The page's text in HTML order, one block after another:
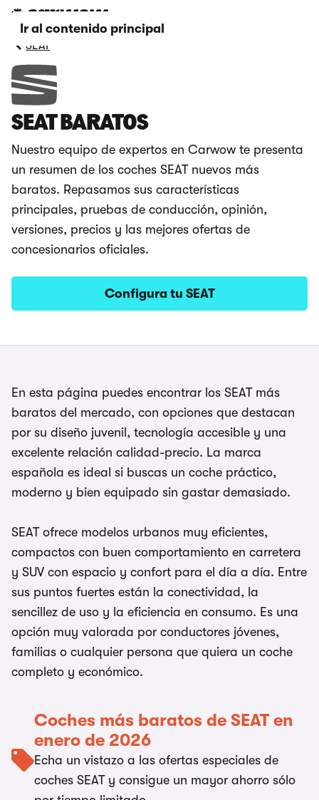
Ir al contenido principal
SEAT
SEAT BARATOS
Nuestro equipo de expertos en Carwow te presenta
un resumen de los coches SEAT nuevos más
baratos. Repasamos sus características
principales, pruebas de conducción, opinión,
versiones, precios y las mejores ofertas de
concesionarios oficiales.
Configura tu SEAT
En esta página puedes encontrar los SEAT más
baratos del mercado, con opciones que destacan
por su diseño juvenil, tecnología accesible y una
excelente relación calidad-precio. La marca
española es ideal si buscas un coche práctico,
moderno y bien equipado sin gastar demasiado.
SEAT ofrece modelos urbanos muy eficientes,
compactos con buen comportamiento en carretera
y SUV con espacio y confort para el día a día. Entre
sus puntos fuertes están la conectividad, la
sencillez de uso y la eficiencia en consumo. Es una
opción muy valorada por conductores jóvenes,
familias o cualquier persona que quiera un coche
completo y económico.
Coches más baratos de SEAT en
enero de 2026
Echa un vistazo a las ofertas especiales de
coches SEAT y consigue un mayor ahorro sólo